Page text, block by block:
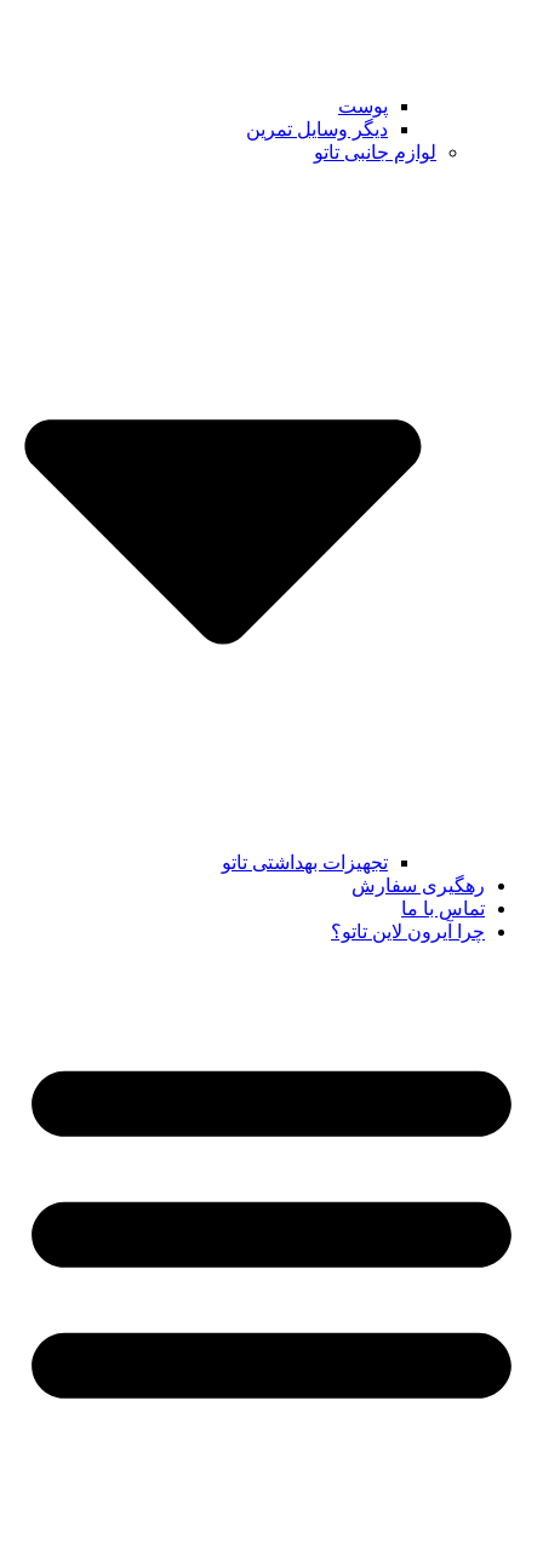
پوست
دیگر وسایل تمرین
لوازم جانبی تاتو
تجهیزات بهداشتی تاتو
رهگیری سفارش
تماس با ما
چرا آیرون لاین تاتو؟